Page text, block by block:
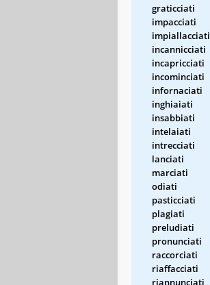
graticciati
impacciati
impiallacciati
incannicciati
incapricciati
incominciati
infornaciati
inghiaiati
insabbiati
intelaiati
intrecciati
lanciati
marciati
odiati
pasticciati
plagiati
preludiati
pronunciati
raccorciati
riaffacciati
riannunciati